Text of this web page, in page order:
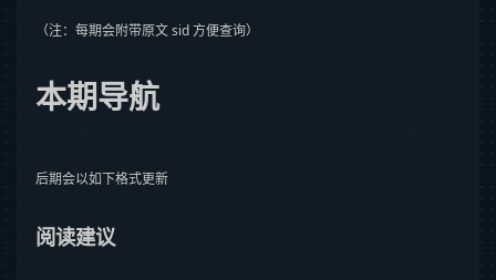
（注：每期会附带原文 sid 方便查询）
本期导航
后期会以如下格式更新
阅读建议